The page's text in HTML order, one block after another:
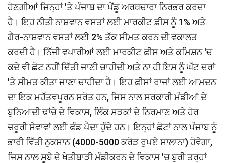
ਹੋਣਗੀਆਂ ਜਿਨ੍ਹਾਂ 'ਤੇ ਪੰਜਾਬ ਦਾ ਪੇਂਡੂ ਅਰਥਚਾਰਾ ਨਿਰਭਰ ਕਰਦਾ
ਹੈ। ਇਹ ਨੀਤੀ ਨਾਸ਼ਵਾਨ ਵਸਤਾਂ ਲਈ ਮਾਰਕੀਟ ਫ਼ੀਸ ਨੂੰ 1% ਅਤੇ
ਗੈਰ-ਨਾਸ਼ਵਾਨ ਵਸਤਾਂ ਲਈ 2% ਤੱਕ ਸੀਮਤ ਕਰਨ ਦੀ ਵਕਾਲਤ
ਕਰਦੀ ਹੈ। ਨਿੱਜੀ ਵਪਾਰੀਆਂ ਲਈ ਮਾਰਕੀਟ ਫ਼ੀਸ ਅਤੇ ਕਮਿਸ਼ਨ 'ਚ
ਕਦੇ ਵੀ ਛੋਟ ਨਹੀਂ ਦਿੱਤੀ ਜਾਣੀ ਚਾਹੀਦੀ ਅਤੇ ਨਾ ਹੀ ਇਸ ਨੂੰ ਘੱਟ ਦਰਾਂ
'ਤੇ ਸੀਮਤ ਕੀਤਾ ਜਾਣਾ ਚਾਹੀਦਾ ਹੈ। ਇਹ ਫ਼ੀਸਾਂ ਰਾਜਾਂ ਲਈ ਆਮਦਨ
ਦਾ ਇਕ ਮਹੱਤਵਪੂਰਨ ਸਰੋਤ ਹਨ, ਜਿਸ ਨਾਲ ਸਰਕਾਰੀ ਮੰਡੀਆਂ ਦੇ
ਬੁਨਿਆਦੀ ਢਾਂਚੇ ਦੇ ਵਿਕਾਸ, ਲਿੰਕ ਸੜਕਾਂ ਦੇ ਨਿਰਮਾਣ ਅਤੇ ਹੋਰ
ਜ਼ਰੂਰੀ ਸੇਵਾਵਾਂ ਲਈ ਫੰਡ ਪੈਦਾ ਹੁੰਦੇ ਹਨ। ਇਨ੍ਹਾਂ ਛੋਟਾਂ ਨਾਲ ਪੰਜਾਬ ਨੂੰ
ਭਾਰੀ ਵਿੱਤੀ ਨੁਕਸਾਨ (4000-5000 ਕਰੋੜ ਰੁਪਏ ਸਾਲਾਨਾ) ਹੋਵੇਗਾ,
ਜਿਸ ਨਾਲ ਸੂਬੇ ਦੇ ਖੇਤੀਬਾੜੀ ਮੰਡੀਕਰਨ ਦੇ ਵਿਕਾਸ 'ਚ ਬੁਰੀ ਤਰ੍ਹਾਂ